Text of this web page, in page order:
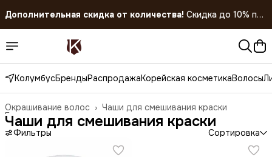
покупке 5 штук!
КолумбусБрендыРаспродажаКорейская косметикаВолосы
Чаши для смешивания краски
Окрашивание волос ›
Главная
Чаши для смешивания краски
Фильтры Сортировка